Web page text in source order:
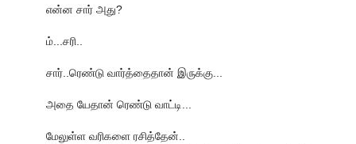
என்ன சார் அது?
ம்...சரி..
சார்..ரெண்டு வார்த்தைதான் இருக்கு...
அதை யேதான் ரெண்டு வாட்டி...
மேலுள்ள வரிகளை ரசித்தேன்..